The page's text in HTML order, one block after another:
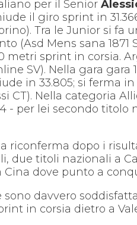
per il Senior
il giro sprint in
Tra le Junior si
(Asd Mens sana 1871
metri sprint in corsia.
SV). Nella gara
in 33.805; si ferma
CT). Nella categoria
- per lei secondo titolo
riconferma dopo i
due titoli nazionali a
dove punto a
davvero
in corsia dietro a